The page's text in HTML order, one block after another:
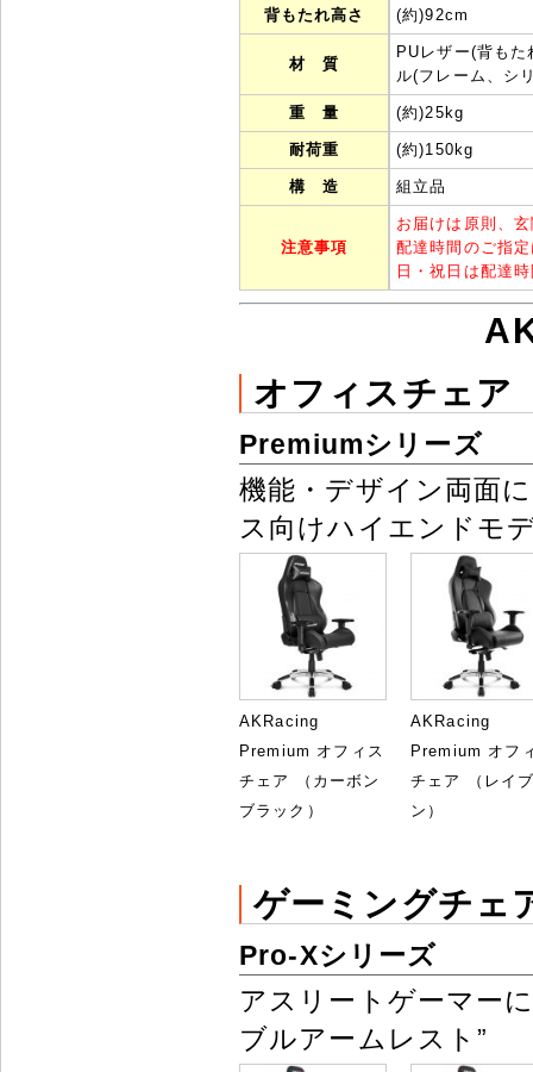
背もたれ高さ (約)92cm
材 質
PUレザー(背も
ル(フレーム、シ
重 量 (約)25kg
耐荷重 (約)150kg
構 造 組立品
注意事項
お届けは原則、
配達時間のご指
日・祝日は配達
オフィスチェア
Premiumシリーズ
機能・デザイン両面
ス向けハイエンドモ
AKRacing
Premium オフィス
チェア （カーボン
ブラック）
AKRacing
Premium オフ
チェア （レイ
ン）
ゲーミングチェ
Pro-Xシリーズ
アスリートゲーマー
ブルアームレスト”